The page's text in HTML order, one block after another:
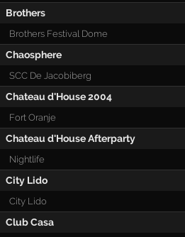
Brothers
Brothers Festival Dome
Chaosphere
SCC De Jacobiberg
Chateau d'House 2004
Fort Oranje
Chateau d'House Afterparty
Nightlife
City Lido
City Lido
Club Casa